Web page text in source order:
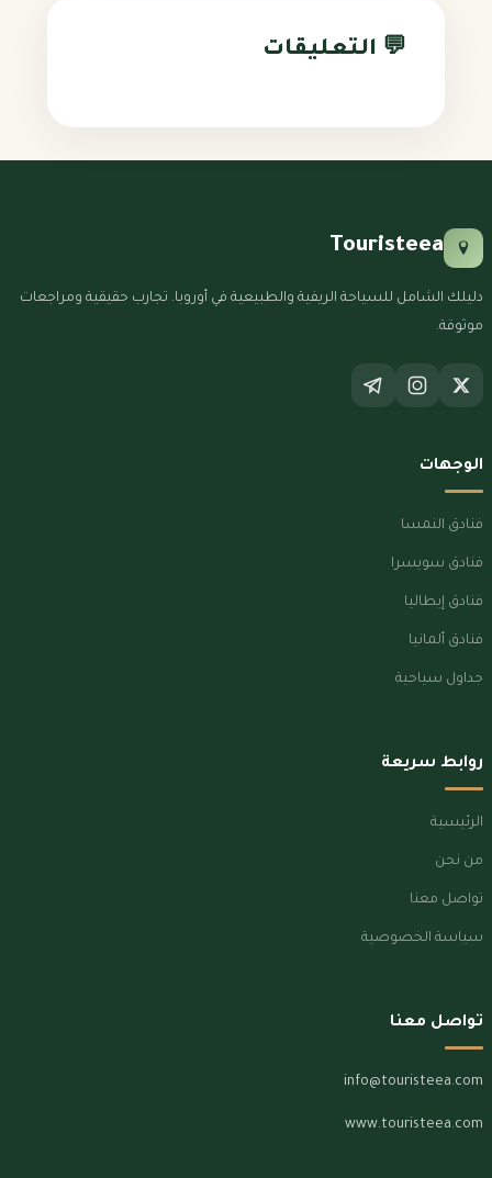
💬 التعليقات
Touristeea
دليلك الشامل للسياحة الريفية والطبيعية في أوروبا. تجارب حقيقية ومراجعات
موثوقة.
الوجهات
فنادق النمسا
فنادق سويسرا
فنادق إيطاليا
فنادق ألمانيا
جداول سياحية
روابط سريعة
الرئيسية
من نحن
تواصل معنا
سياسة الخصوصية
تواصل معنا
info@touristeea.com
www.touristeea.com